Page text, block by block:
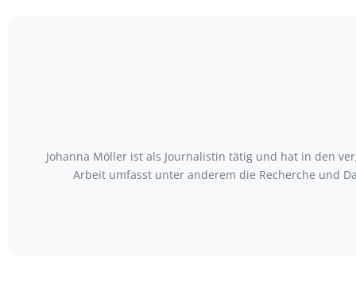
Johanna Möller ist als Journalistin tätig und hat in den
Arbeit umfasst unter anderem die Recherche und